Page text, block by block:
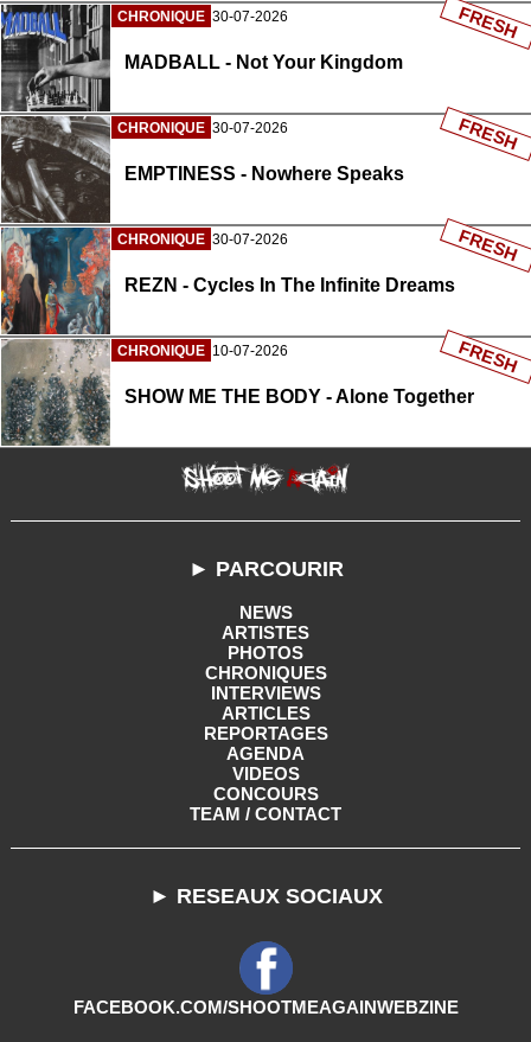
CHRONIQUE 30-07-2026
MADBALL - Not Your Kingdom
FRESH
CHRONIQUE 30-07-2026
EMPTINESS - Nowhere Speaks
FRESH
CHRONIQUE 30-07-2026
REZN - Cycles In The Infinite Dreams
FRESH
CHRONIQUE 10-07-2026
SHOW ME THE BODY - Alone Together
FRESH
► PARCOURIR
NEWS
ARTISTES
PHOTOS
CHRONIQUES
INTERVIEWS
ARTICLES
REPORTAGES
AGENDA
VIDEOS
CONCOURS
TEAM / CONTACT
► RESEAUX SOCIAUX
FACEBOOK.COM/SHOOTMEAGAINWEBZINE